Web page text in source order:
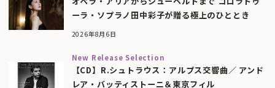
ーラ・ソプラノ田中彩子が贈る極上のひととき
2026年8月6日
New Release Selection
【CD】R.シュトラウス：アルプス交響曲／ アンド
レア・バッティストーニ＆東京フィル